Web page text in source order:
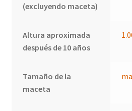
(excluyendo maceta)
Altura aproximada
después de 10 años
Tamaño de la
maceta